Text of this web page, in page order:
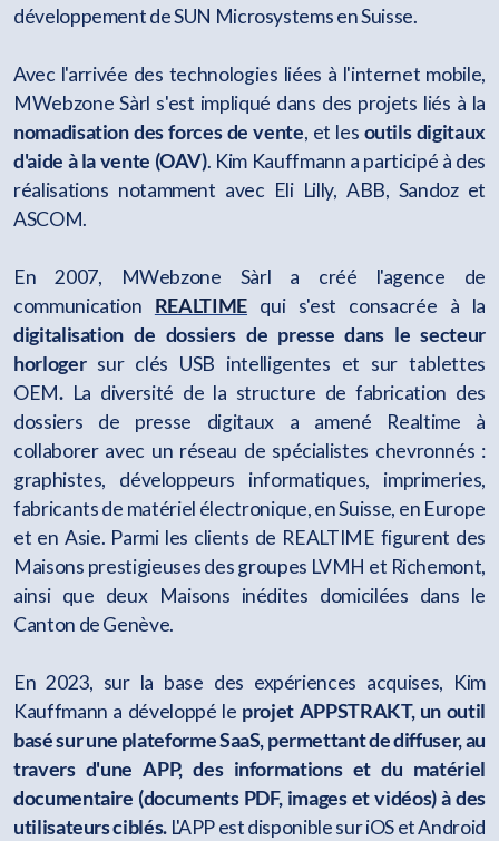
développement de SUN Microsystems en Suisse.
Avec l'arrivée des technologies liées à l'internet mobile,
MWebzone Sàrl s'est impliqué dans des projets liés à la
nomadisation des forces de vente, et les outils digitaux
d'aide à la vente (OAV). Kim Kauffmann a participé à des
réalisations notamment avec Eli Lilly, ABB, Sandoz et
ASCOM.
En 2007, MWebzone Sàrl a créé l'agence de
communication
REALTIME qui s'est consacrée à la
digitalisation de dossiers de presse dans le secteur
horloger sur clés USB intelligentes et sur tablettes
OEM.La diversité de la structure de fabrication des
dossiers de presse digitaux a amené Realtime à
collaborer avec un réseau de spécialistes chevronnés :
graphistes, développeurs informatiques, imprimeries,
fabricants de matériel électronique, en Suisse, en Europe
et en Asie. Parmi les clients de REALTIME figurent des
Maisons prestigieuses des groupes LVMH et Richemont,
ainsi que deux Maisons inédites domicilées dans le
Canton de Genève.
En 2023, sur la base des expériences acquises, Kim
Kauffmann a développé le projet APPSTRAKT, un outil
basé sur une plateforme SaaS, permettant de diffuser, au
travers d'une APP, des informations et du matériel
documentaire (documents PDF, images et vidéos) à des
utilisateurs ciblés. L'APP est disponible sur iOS et Android